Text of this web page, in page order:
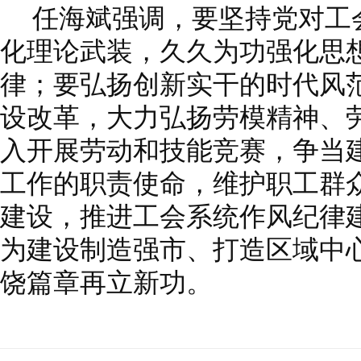
任海斌强调，要坚持党对
化理论武装，久久为功强化思
律；要弘扬创新实干的时代风
设改革，大力弘扬劳模精神、
入开展劳动和技能竞赛，争
工作的职责使命，维护职工群
建设，推进工会系统作风纪律
为建设制造强市、打造区域中
饶篇章再立新功。